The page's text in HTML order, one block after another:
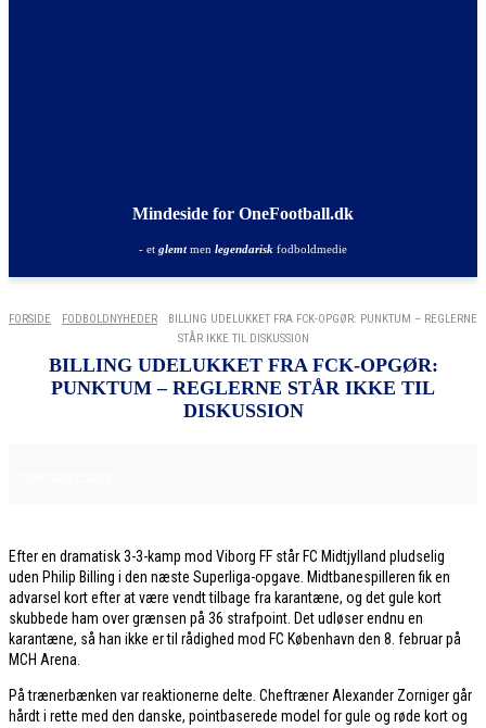
Mindeside for OneFootball.dk
- et glemtmen legendarisk fodboldmedie
FORSIDE FODBOLDNYHEDER
BILLING UDELUKKET FRA FCK-OPGØR: PUNKTUM – REGLERNE
STÅR IKKE TIL DISKUSSION
BILLING UDELUKKET FRA FCK-OPGØR:
PUNKTUM – REGLERNE STÅR IKKE TIL
DISKUSSION
Efter en dramatisk 3-3-kamp mod Viborg FF står FC Midtjylland pludselig
uden Philip Billing i den næste Superliga-opgave. Midtbanespilleren fik en
advarsel kort efter at være vendt tilbage fra karantæne, og det gule kort
skubbede ham over grænsen på 36 strafpoint. Det udløser endnu en
karantæne, så han ikke er til rådighed mod FC København den 8. februar på
MCH Arena.
På trænerbænken var reaktionerne delte. Cheftræner Alexander Zorniger går
hårdt i rette med den danske, pointbaserede model for gule og røde kort og